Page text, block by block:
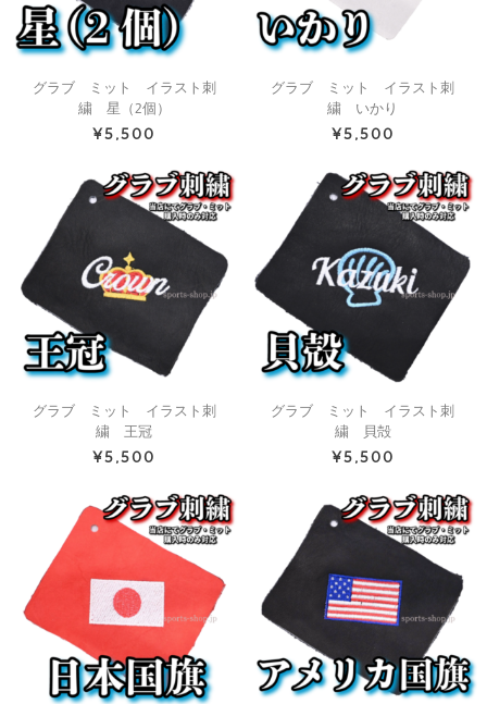
グラブ ミット イラスト刺
繍 星（2個）
¥5,500
グラブ ミット イラスト刺
繍 いかり
¥5,500
グラブ ミット イラスト刺
繍 王冠
¥5,500
グラブ ミット イラスト刺
繍 貝殻
¥5,500